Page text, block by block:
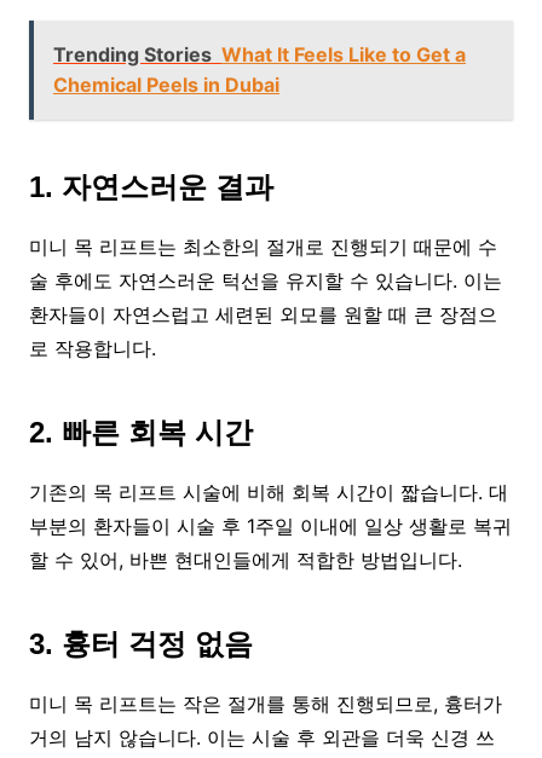
Trending Stories What It Feels Like to Get a
Chemical Peels in Dubai
1. 자연스러운 결과
미니 목 리프트는 최소한의 절개로 진행되기 때문에 수
술 후에도 자연스러운 턱선을 유지할 수 있습니다. 이는
환자들이 자연스럽고 세련된 외모를 원할 때 큰 장점으
로 작용합니다.
2. 빠른 회복 시간
기존의 목 리프트 시술에 비해 회복 시간이 짧습니다. 대
부분의 환자들이 시술 후 1주일 이내에 일상 생활로 복귀
할 수 있어, 바쁜 현대인들에게 적합한 방법입니다.
3. 흉터 걱정 없음
미니 목 리프트는 작은 절개를 통해 진행되므로, 흉터가
거의 남지 않습니다. 이는 시술 후 외관을 더욱 신경 쓰